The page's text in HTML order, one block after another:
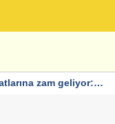
zam geliyor: